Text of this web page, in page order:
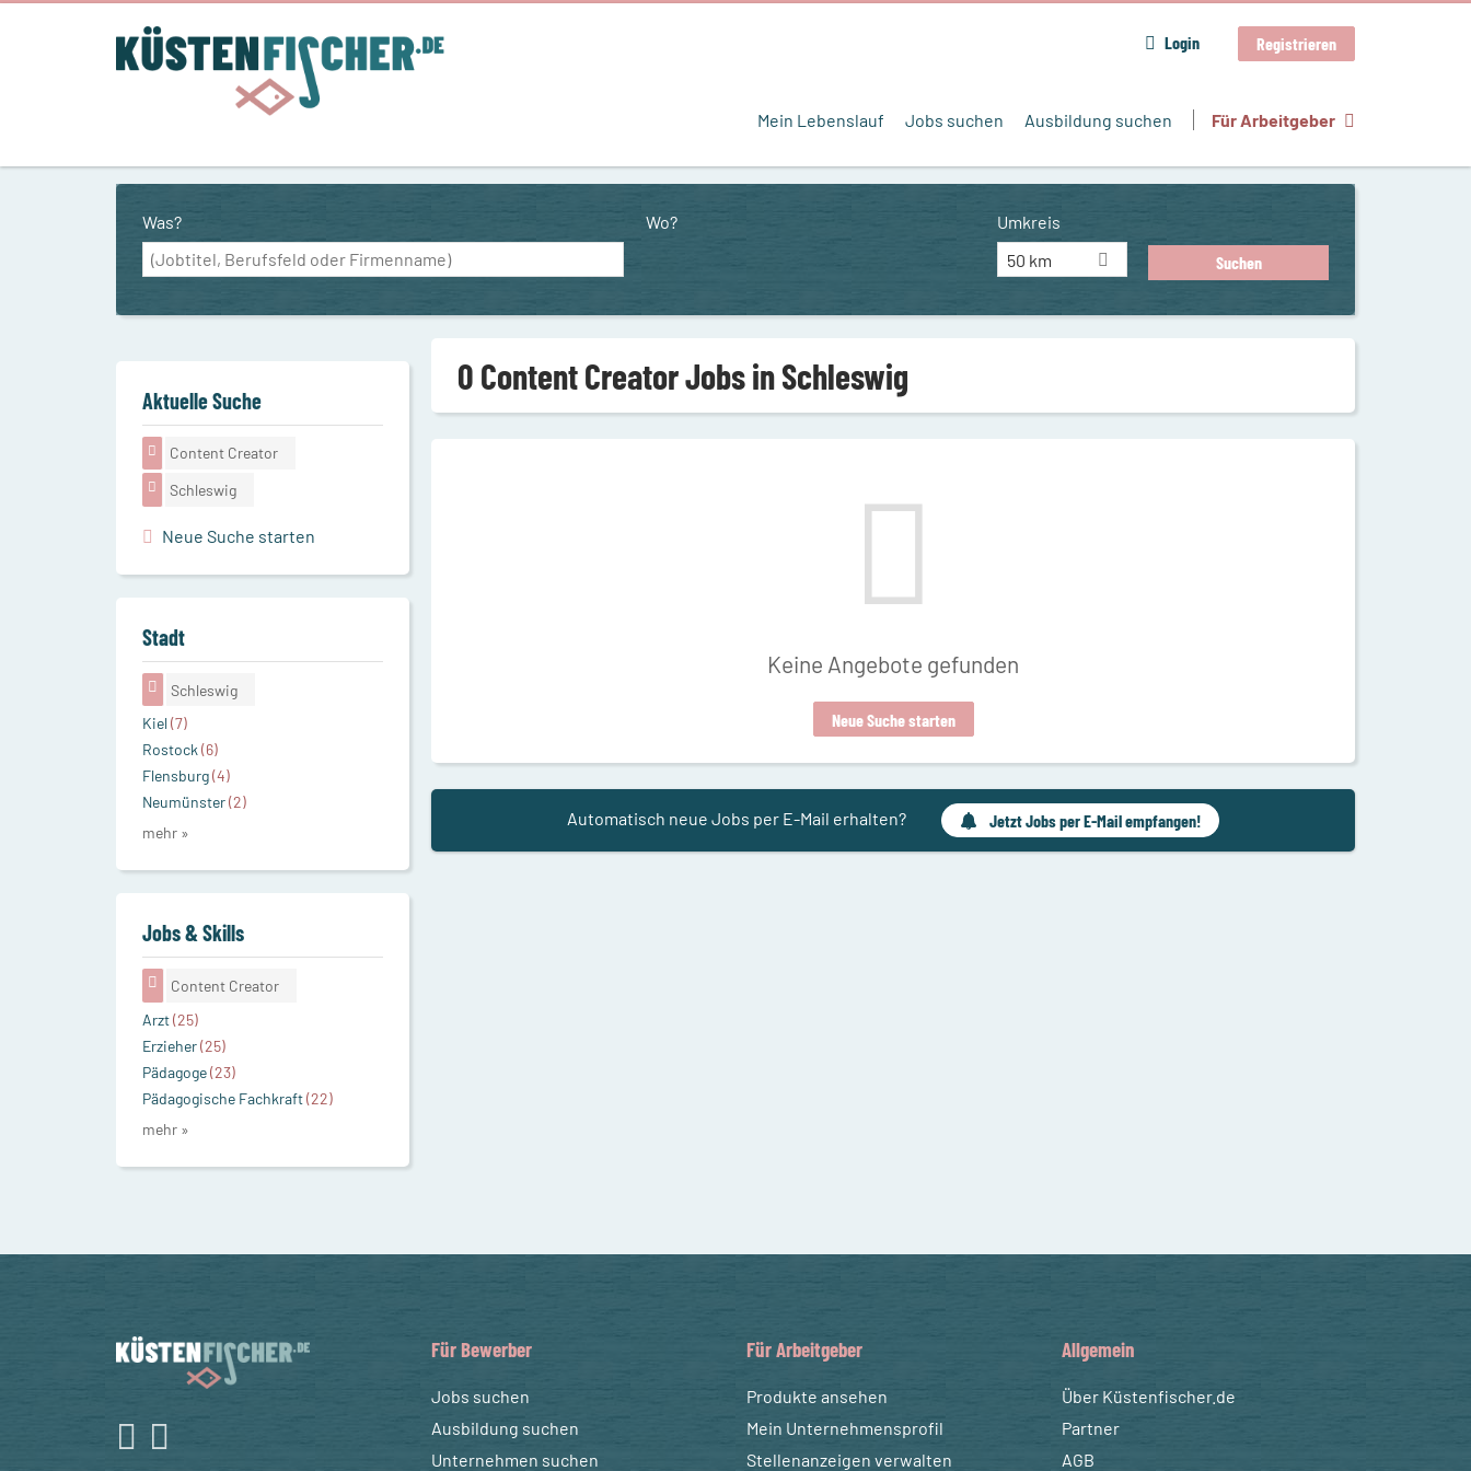
Login Registrieren
Mein Lebenslauf Jobs suchen Ausbildung suchen Für Arbeitgeber
Was? Wo?
Umkreis
50 km
0 Content Creator Jobs in Schleswig
Keine Angebote gefunden
Neue Suche starten
Automatisch neue Jobs per E-Mail erhalten? Jetzt Jobs per E-Mail empfangen!
Aktuelle Suche
Content Creator
Schleswig
Neue Suche starten
Stadt
Schleswig
Kiel(7)
Rostock(6)
Flensburg(4)
Neumünster(2)
mehr »
Jobs & Skills
Content Creator
Arzt(25)
Erzieher(25)
Pädagoge(23)
Pädagogische Fachkraft(22)
mehr »
Für Bewerber
Jobs suchen
Ausbildung suchen
Unternehmen suchen
Für Arbeitgeber
Produkte ansehen
Mein Unternehmensprofil
Stellenanzeigen verwalten
Allgemein
Über Küstenfischer.de
Partner
AGB